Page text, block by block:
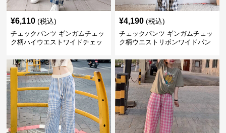
¥6,110 (税込)
チェックパンツ ギンガムチェッ
ク柄ハイウエストワイドチェッ
¥4,190 (税込)
チェックパンツ ギンガムチェッ
ク柄ウエストリボンワイドパン